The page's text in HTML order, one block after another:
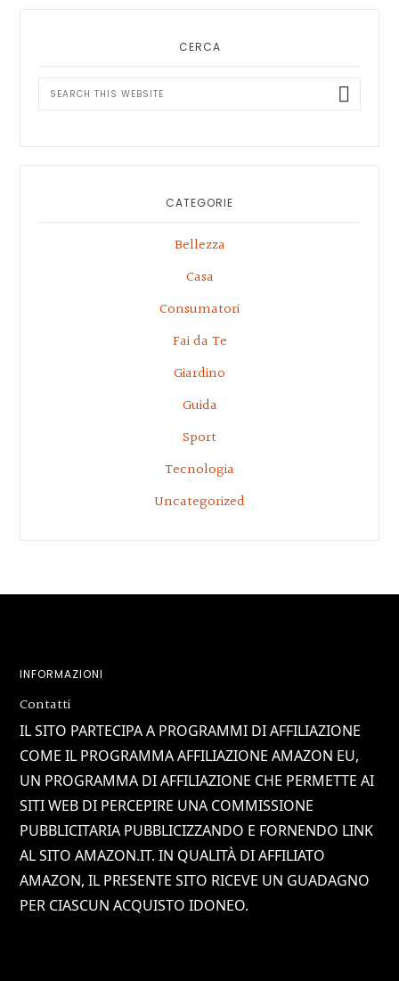
CERCA
Search
this
CATEGORIE
Bellezza
Casa
Consumatori
Fai da Te
Giardino
Guida
Sport
Tecnologia
Uncategorized
Footer
INFORMAZIONI
Contatti
IL SITO PARTECIPA A PROGRAMMI DI AFFILIAZIONE
COME IL PROGRAMMA AFFILIAZIONE AMAZON EU,
UN PROGRAMMA DI AFFILIAZIONE CHE PERMETTE AI
SITI WEB DI PERCEPIRE UNA COMMISSIONE
PUBBLICITARIA PUBBLICIZZANDO E FORNENDO LINK
AL SITO AMAZON.IT. IN QUALITÀ DI AFFILIATO
AMAZON, IL PRESENTE SITO RICEVE UN GUADAGNO
PER CIASCUN ACQUISTO IDONEO.